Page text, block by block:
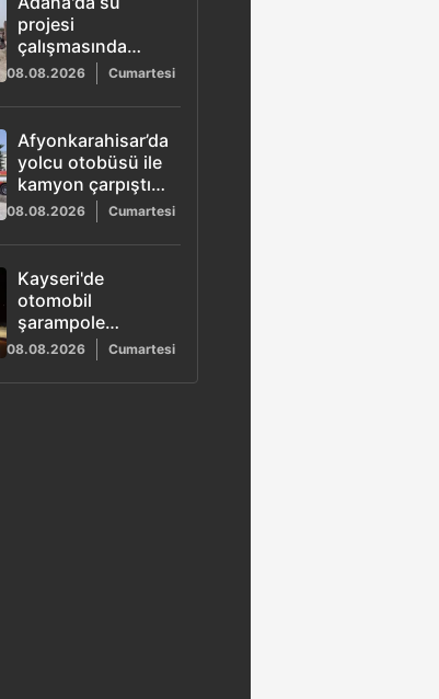
projesi
çalışmasında
göçük: 1 ölü 1
08.08.2026 Cumartesi
Afyonkarahisar’da
yolcu otobüsü ile
kamyon çarpıştı: 1
ölü 15 yaralı
08.08.2026 Cumartesi
Kayseri'de
otomobil
şarampole
devrildi: 11
yaşındaki Jinda
Gökçe hayatını
08.08.2026 Cumartesi